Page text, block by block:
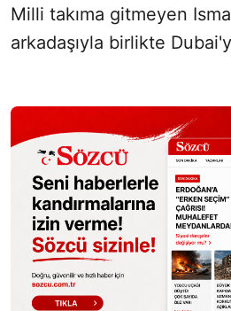
Milli takıma gitmeyen
arkadaşıyla birlikte